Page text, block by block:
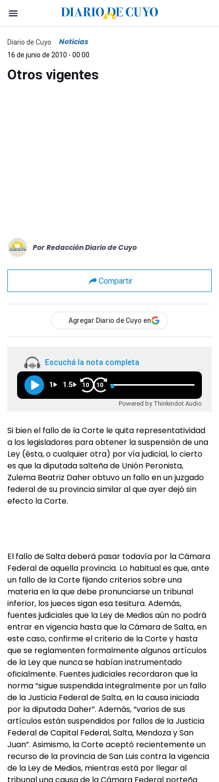
Diario de Cuyo Noticias
16 de junio de 2010 - 00:00
Otros vigentes
Por Redacción Diario de Cuyo
Compartir
Agregar Diario de Cuyo en
Escuchá la nota completa
1 1.5 10 10
Powered by Thinkindot Audio
Si bien el fallo de la Corte le quita representatividad
a los legisladores para obtener la suspensión de una
Ley (ésta, o cualquier otra) por vía judicial, lo cierto
es que la diputada salteña de Unión Peronista,
Zulema Beatriz Daher obtuvo un fallo en un juzgado
federal de su provincia similar al que ayer dejó sin
efecto la Corte.
El fallo de Salta deberá pasar todavía por la Cámara
Federal de aquella provincia. Lo habitual es que, ante
un fallo de la Corte fijando criterios sobre una
materia en la que debe pronunciarse un tribunal
inferior, los jueces sigan esa tesitura. Además,
fuentes judiciales que la Ley de Medios aún no podrá
entrar en vigencia hasta que la Cámara de Salta, en
este caso, confirme el criterio de la Corte y hasta
que se reglamenten formalmente algunos artículos
de la Ley que nunca se habían instrumentado
oficialmente. Fuentes judiciales recordaron que la
norma “sigue suspendida integralmente por un fallo
de la Justicia Federal de Salta, en la causa iniciada
por la diputada Daher”. Además, “varios de sus
artículos están suspendidos por fallos de la Justicia
Federal de Capital Federal, Salta, Mendoza y San
Juan”. Asimismo, la Corte aceptó recientemente un
recurso de la provincia de San Luis contra la vigencia
de la Ley de Medios, mientras está por llegar al